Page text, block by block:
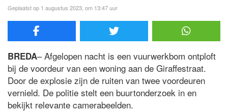
Geplaatst op 1 augustus 2023, om 13:47 uur
BREDA– Afgelopen nacht is een vuurwerkbom ontploft
bij de voordeur van een woning aan de Giraffestraat.
Door de explosie zijn de ruiten van twee voordeuren
vernield. De politie stelt een buurtonderzoek in en
bekijkt relevante camerabeelden.